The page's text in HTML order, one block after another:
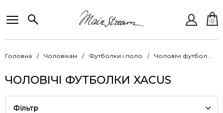
0
Головна Чоловікам Футболки і поло Чоловічі футболки Xacus
ЧОЛОВІЧІ ФУТБОЛКИ XACUS
Фільтр